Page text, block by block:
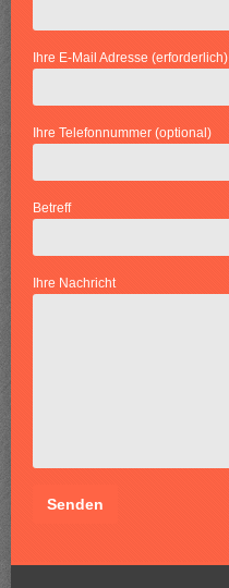
Ihre E-Mail Adresse (erforderlich)
Ihre Telefonnummer (optional)
Betreff
Ihre Nachricht